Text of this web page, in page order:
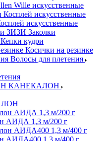
Wille искусственные
искусственные
ЗИЗИ Заколки
Кепки кудри
Косички на резинке
Волосы для плетения
КАНЕКАЛОН
АИДА 1,3 м/200 г
АИДА400 1,3 м/400 г